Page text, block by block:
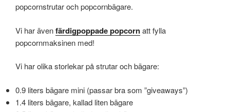
popcornstrutar och popcornbägare.
Vi har ävenfärdigpoppade popcornatt fylla
popcornmaksinen med!
Vi har olika storlekar på strutar och bägare:
0.9 liters bägare mini (passar bra som ”giveaways”)
1.4 liters bägare, kallad liten bägare